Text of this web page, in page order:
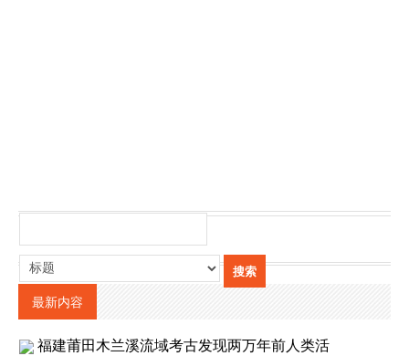
最新内容
福建莆田木兰溪流域考古发现两万年前人类活